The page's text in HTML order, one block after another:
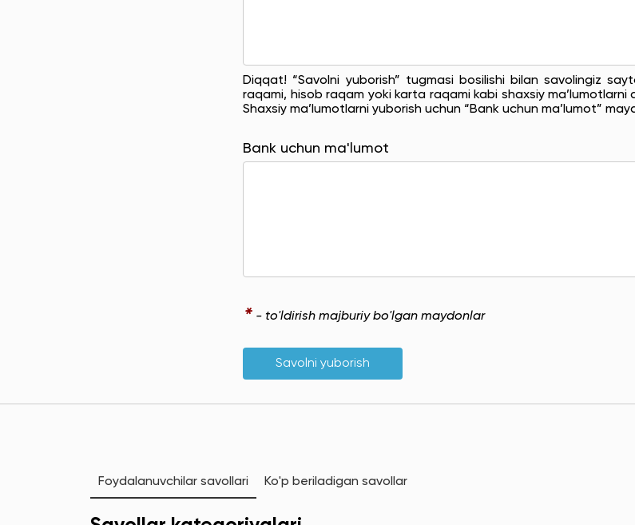
Diqqat! “Savolni yuborish” tugmasi bosilishi bilan savolingiz
raqami, hisob raqam yoki karta raqami kabi shaxsiy ma’lumotlarni
Shaxsiy ma’lumotlarni yuborish uchun “Bank uchun ma’lumot”
Bank uchun ma'lumot
* - to'ldirish majburiy bo'lgan maydonlar
Savolni yuborish
Foydalanuvchilar savollari Ko'p beriladigan savollar